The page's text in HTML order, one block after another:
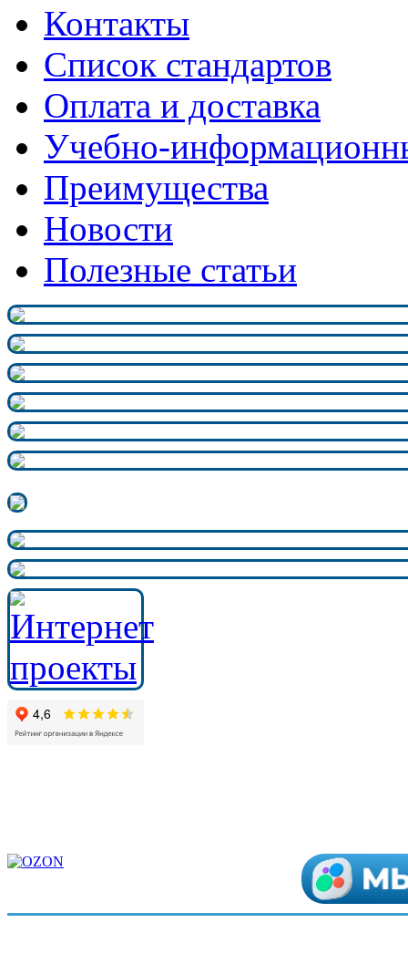
Контакты
Список стандартов
Оплата и доставка
Учебно-
Преимущества
Новости
Полезные статьи